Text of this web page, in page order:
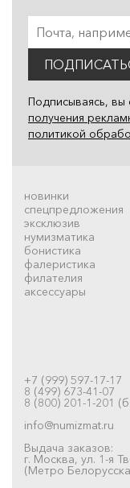
Подписываясь, вы
получения
политикой
новинки
спецпредложения
эксклюзив
нумизматика
бонистика
фалеристика
филателия
аксессуары
+7 (999) 597-17-17
8 (499) 673-41-07
8 (800) 201-1-201
info@numizmat.ru
Выдача заказов:
г. Москва, ул. 1-я
(Метро